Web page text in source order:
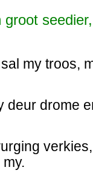
my troos,
deur drome